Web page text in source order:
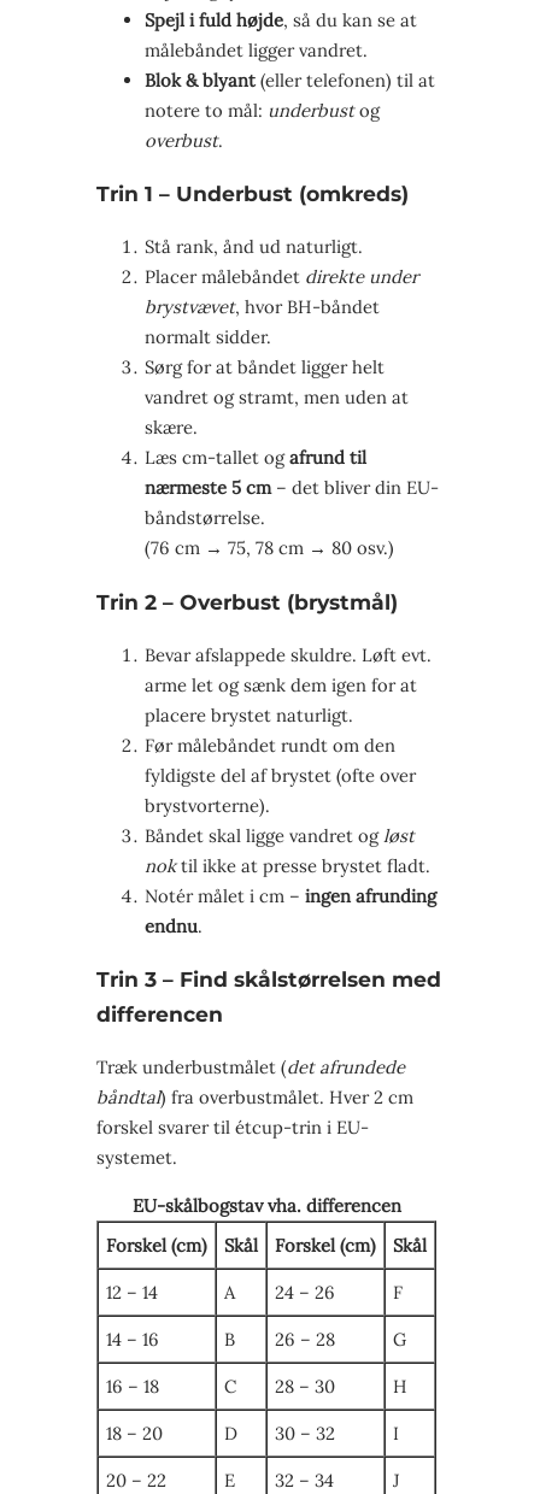
Spejl i fuld højde, så du kan se at
målebåndet ligger vandret.
Blok & blyant(eller telefonen) til at
notere to mål: underbustog
overbust.
Trin 1 – Underbust (omkreds)
Stå rank, ånd ud naturligt.
Placer målebåndet direkte under
brystvævet, hvor BH-båndet
normalt sidder.
Sørg for at båndet ligger helt
vandret og stramt, men uden at
skære.
Læs cm-tallet ogafrund til
nærmeste 5 cm– det bliver din EU-
båndstørrelse.
(76 cm → 75, 78 cm → 80 osv.)
Trin 2 – Overbust (brystmål)
Bevar afslappede skuldre. Løft evt.
arme let og sænk dem igen for at
placere brystet naturligt.
Før målebåndet rundt om den
fyldigste del af brystet (ofte over
brystvorterne).
Båndet skal ligge vandret ogløst
noktil ikke at presse brystet fladt.
Notér målet i cm – ingen afrunding
endnu.
Trin 3 – Find skålstørrelsen med
differencen
Træk underbustmålet (det afrundede
båndtal) fra overbustmålet. Hver 2 cm
forskel svarer til étcup-trin i EU-
systemet.
EU-skålbogstav vha. differencen
Forskel (cm)
Skål Forskel (cm) Skål
12 – 14 A 24 – 26 F
14 – 16 B 26 – 28 G
16 – 18 C 28 – 30 H
18 – 20 D 30 – 32 I
20 – 22 E 32 – 34 J